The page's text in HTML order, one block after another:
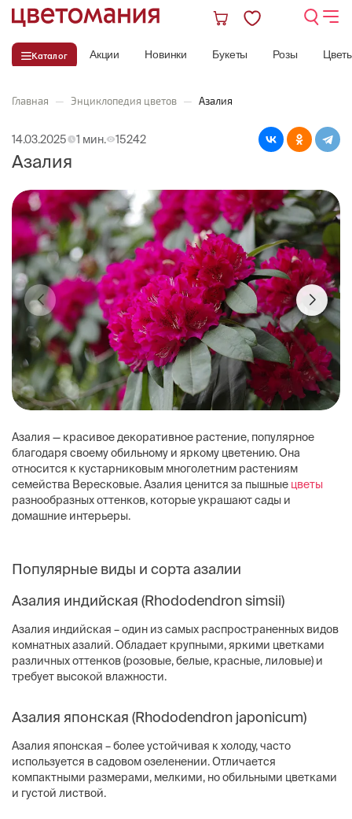
Каталог Акции Новинки Букеты Розы
Главная — Энциклопедия цветов — Азалия
14.03.2025 1 мин. 15242
Азалия
Азалия — красивое декоративное растение, популярное
благодаря своему обильному и яркому цветению. Она
относится к кустарниковым многолетним растениям
семейства Вересковые. Азалия ценится за пышные цветы
разнообразных оттенков, которые украшают сады и
домашние интерьеры.
Популярные виды и сорта азалии
Азалия индийская (Rhododendron simsii)
Азалия индийская – один из самых распространенных видов
комнатных азалий. Обладает крупными, яркими цветками
различных оттенков (розовые, белые, красные, лиловые) и
требует высокой влажности.
Азалия японская (Rhododendron japonicum)
Азалия японская – более устойчивая к холоду, часто
используется в садовом озеленении. Отличается
компактными размерами, мелкими, но обильными цветками
и густой листвой.